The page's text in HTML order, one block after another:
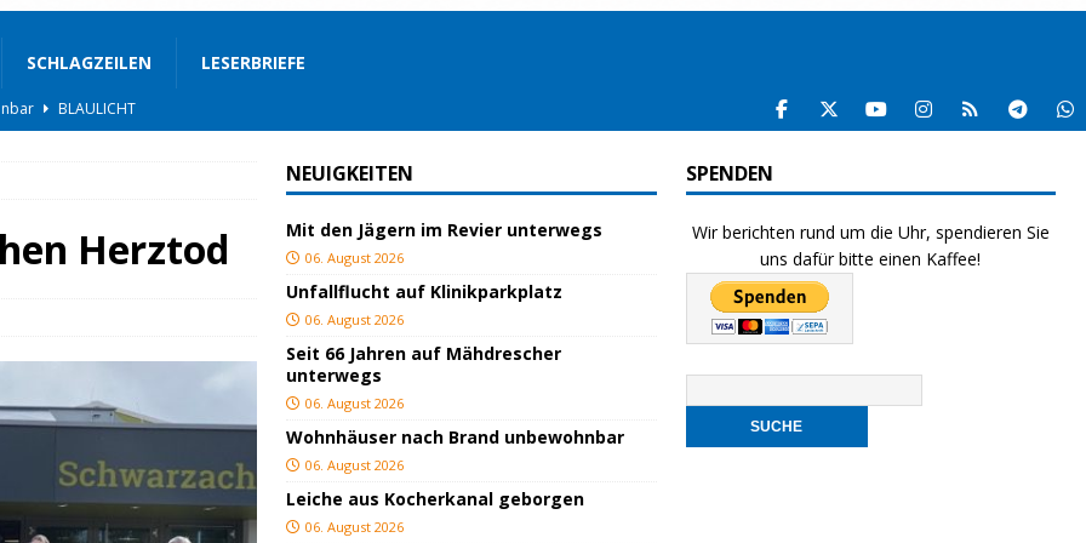
SCHLAGZEILEN LESERBRIEFE
BLAULICHT
JUGEND/BILDUNG
TOP
Herztod
NEUIGKEITEN
Mit den Jägern im Revier unterwegs
06. August 2026
Unfallflucht auf Klinikparkplatz
06. August 2026
Seit 66 Jahren auf Mähdrescher
unterwegs
06. August 2026
Wohnhäuser nach Brand unbewohnbar
06. August 2026
Leiche aus Kocherkanal geborgen
06. August 2026
SPENDEN
Wir berichten rund um die Uhr, spendieren Sie
uns dafür bitte einen Kaffee!